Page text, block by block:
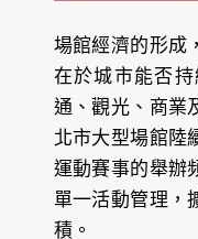
場館經濟的形成
在於城市能否
通、觀光、商業
北市大型場館陸
運動賽事的舉辦
單一活動管理，
積。